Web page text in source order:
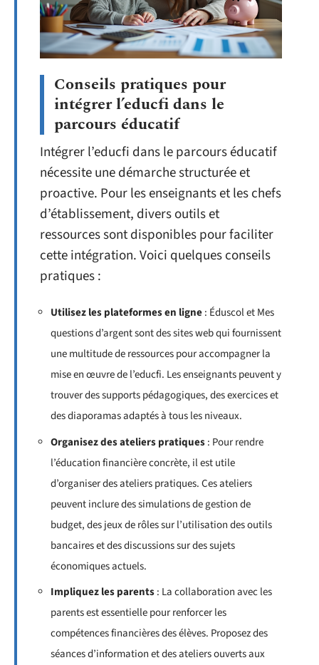
Conseils pratiques pour
intégrer l’educfi dans le
parcours éducatif
Intégrer l’educfi dans le parcours éducatif
nécessite une démarche structurée et
proactive. Pour les enseignants et les chefs
d’établissement, divers outils et
ressources sont disponibles pour faciliter
cette intégration. Voici quelques conseils
pratiques :
Utilisez les plateformes en ligne: Éduscol et Mes
questions d’argent sont des sites web qui fournissent
une multitude de ressources pour accompagner la
mise en œuvre de l’educfi. Les enseignants peuvent y
trouver des supports pédagogiques, des exercices et
des diaporamas adaptés à tous les niveaux.
Organisez des ateliers pratiques: Pour rendre
l’éducation financière concrète, il est utile
d’organiser des ateliers pratiques. Ces ateliers
peuvent inclure des simulations de gestion de
budget, des jeux de rôles sur l’utilisation des outils
bancaires et des discussions sur des sujets
économiques actuels.
Impliquez les parents: La collaboration avec les
parents est essentielle pour renforcer les
compétences financières des élèves. Proposez des
séances d’information et des ateliers ouverts aux